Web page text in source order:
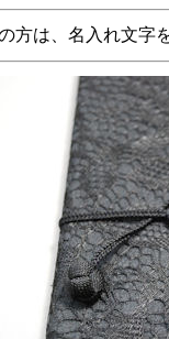
方は、名入れ文字